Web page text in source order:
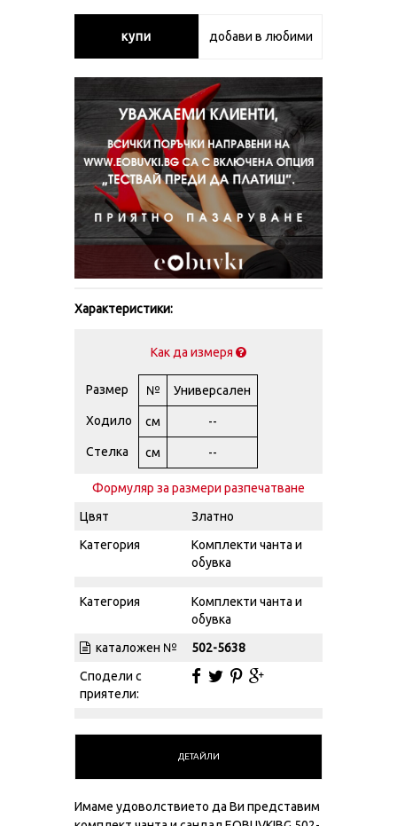
купи добави в любими
Характеристики:
Как да измеря
Размер № Универсален
Ходило см --
Стелка см --
Формуляр за размери разпечатване
Цвят
Златно
Категория
Комплекти чанта и
обувка
Категория
Комплекти чанта и
обувка
каталожен №
502-5638
Сподели с
приятели:
ДЕТАЙЛИ
Имаме удоволствието да Ви представим